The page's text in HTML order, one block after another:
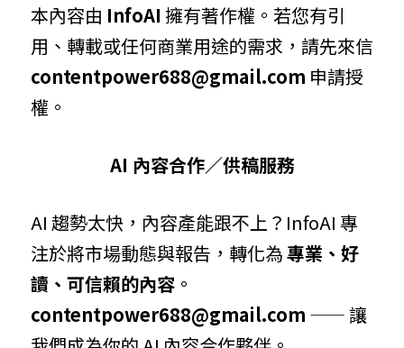
本內容由 InfoAI 擁有著作權。若您有引
contentpower688@gmail.com 申請授
權。
AI 內容合作／供稿服務
AI 趨勢太快，內容產能跟不上？InfoAI 專
注於將市場動態與報告，轉化為 專業、好
讀、可信賴的內容
contentpower688@gmail.com —— 讓